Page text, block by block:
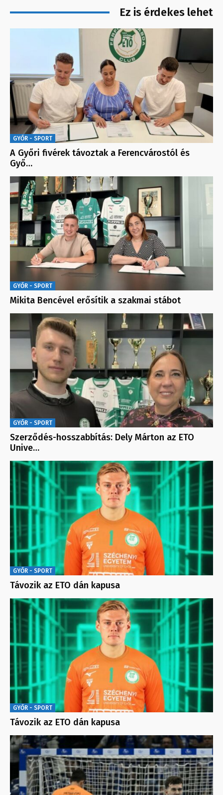
Ez is érdekes lehet
GYŐR - SPORT
A Győri fivérek távoztak a Ferencvárostól és
Győ…
GYŐR - SPORT
Mikita Bencével erősítik a szakmai stábot
GYŐR - SPORT
Szerződés-hosszabbítás: Dely Márton az ETO
Unive…
GYŐR - SPORT
Távozik az ETO dán kapusa
GYŐR - SPORT
Távozik az ETO dán kapusa